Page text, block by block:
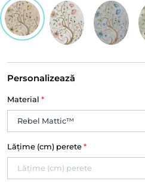
Personalizează
Material *
Lățime (cm) perete *